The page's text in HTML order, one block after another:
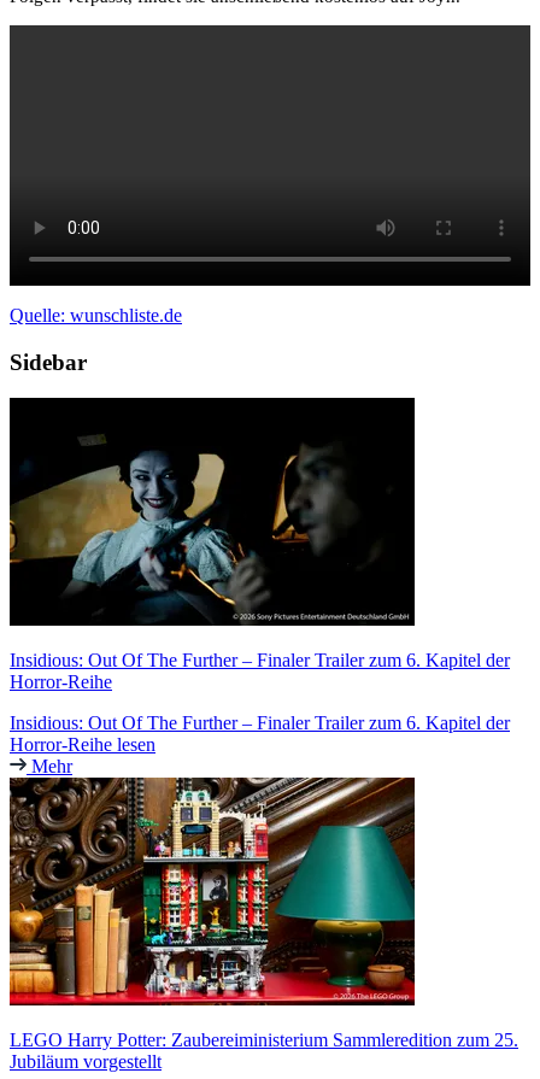
Quelle: wunschliste.de
Sidebar
Insidious: Out Of The Further – Finaler Trailer zum 6. Kapitel der
Horror-Reihe
Insidious: Out Of The Further – Finaler Trailer zum 6. Kapitel der
Horror-Reihe lesen
Mehr
LEGO Harry Potter: Zaubereiministerium Sammleredition zum 25.
Jubiläum vorgestellt